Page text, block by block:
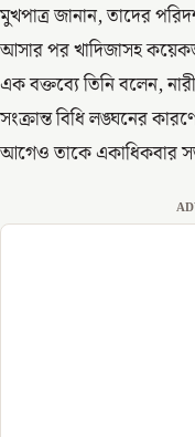
মুখপাত্র জানান, তাদের
আসার পর খাদিজাসহ
এক বক্তব্যে তিনি বলেন,
সংক্রান্ত বিধি লঙ্ঘনের
আগেও তাকে একাধিকবার